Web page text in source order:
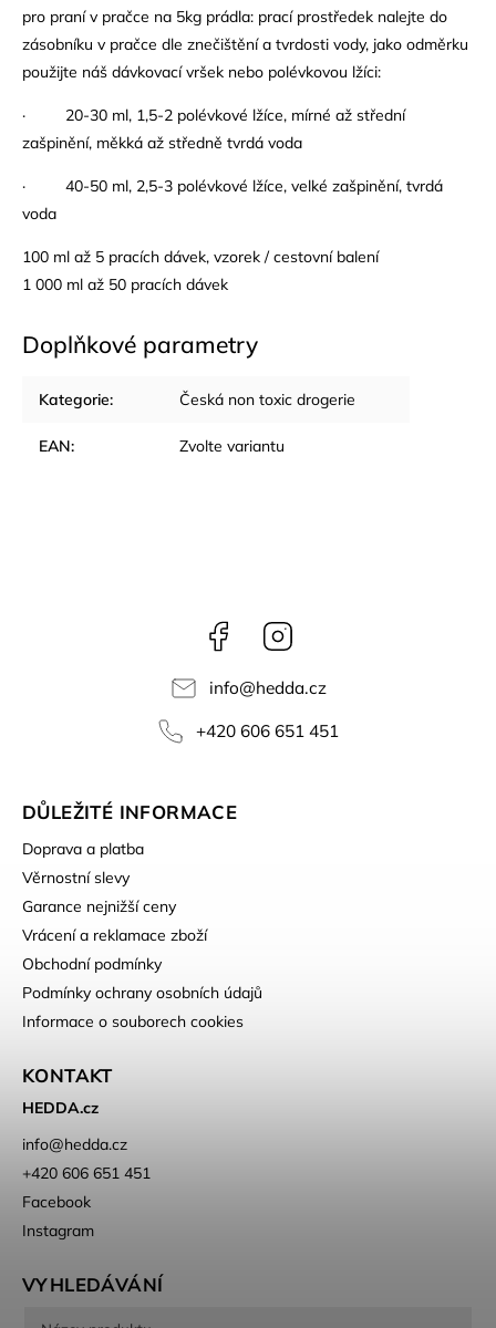
pro praní v pračce na 5kg prádla: prací prostředek nalejte do
zásobníku v pračce dle znečištění a tvrdosti vody, jako odměrku
použijte náš dávkovací vršek nebo polévkovou lžíci:
· 20-30 ml, 1,5-2 polévkové lžíce, mírné až střední
zašpinění, měkká až středně tvrdá voda
· 40-50 ml, 2,5-3 polévkové lžíce, velké zašpinění, tvrdá
voda
100 ml až 5 pracích dávek, vzorek / cestovní balení
1 000 ml až 50 pracích dávek
Doplňkové parametry
Kategorie: Česká non toxic drogerie
EAN: Zvolte variantu
Facebook
info@hedda.cz
+420 606 651 451
DŮLEŽITÉ INFORMACE
Doprava a platba
Věrnostní slevy
Garance nejnižší ceny
Vrácení a reklamace zboží
Obchodní podmínky
Podmínky ochrany osobních údajů
Informace o souborech cookies
KONTAKT
HEDDA.cz
info@hedda.cz
+420 606 651 451
Facebook
Instagram
VYHLEDÁVÁNÍ